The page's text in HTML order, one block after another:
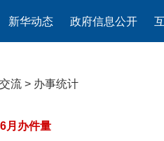
新华动态 政府信息公开
流 > 办事统计
月办件量